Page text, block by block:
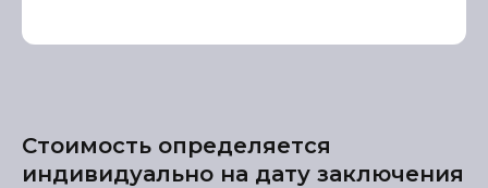
Стоимость определяется
индивидуально на дату заключения